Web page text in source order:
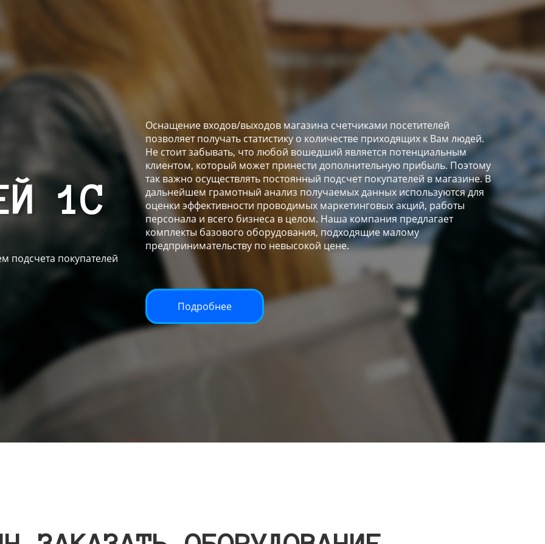
1С
подсчета покупателей
Оснащение входов/выходов магазина счетчиками посетителей
позволяет получать статистику о количестве приходящих к Вам людей.
Не стоит забывать, что любой вошедший является потенциальным
клиентом, который может принести дополнительную прибыль. Поэтому
так важно осуществлять постоянный подсчет покупателей в магазине. В
дальнейшем грамотный анализ получаемых данных используются для
оценки эффективности проводимых маркетинговых акций, работы
персонала и всего бизнеса в целом. Наша компания предлагает
комплекты базового оборудования, подходящие малому
предпринимательству по невысокой цене.
Подробнее